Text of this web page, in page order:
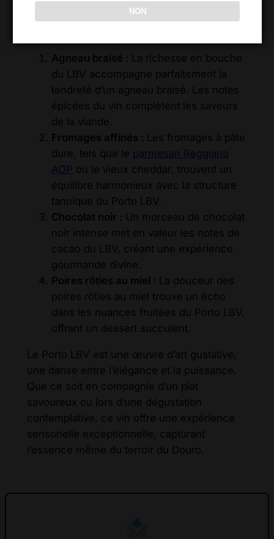
suggestions d’accordspour sublimer cette
Agneau braisé : La richesse en bouche
du LBV accompagne parfaitement la
tendreté d’un agneau braisé. Les notes
épicées du vin complètent les saveurs
de la viande.
Fromages affinés : Les fromages à pâte
dure, tels que le parmesan Reggiano
AOP ou le vieux cheddar, trouvent un
équilibre harmonieux avec la structure
tannique du Porto LBV.
Chocolat noir : Un morceau de chocolat
noir intense met en valeur les notes de
cacao du LBV, créant une expérience
gourmande divine.
Poires rôties au miel : La douceur des
poires rôties au miel trouve un écho
dans les nuances fruitées du Porto LBV,
offrant un dessert succulent.
Le Porto LBV est une œuvre d’art gustative,
une danse entre l’élégance et la puissance.
Que ce soit en compagnie d’un plat
savoureux ou lors d’une dégustation
contemplative, ce vin offre une expérience
sensorielle exceptionnelle, capturant
l’essence même du terroir du Douro.
NON